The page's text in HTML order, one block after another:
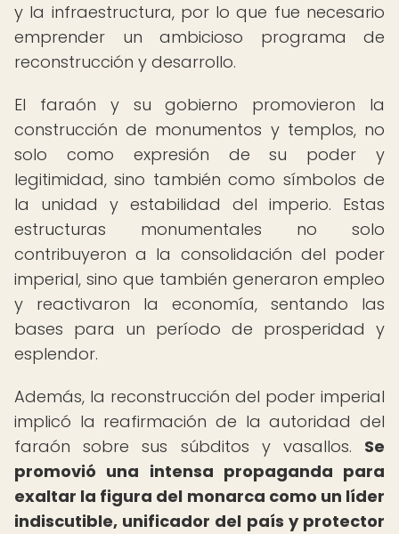
y la infraestructura, por lo que fue necesario
emprender un ambicioso programa de
reconstrucción y desarrollo.
El faraón y su gobierno promovieron la
construcción de monumentos y templos, no
solo como expresión de su poder y
legitimidad, sino también como símbolos de
la unidad y estabilidad del imperio. Estas
estructuras monumentales no solo
contribuyeron a la consolidación del poder
imperial, sino que también generaron empleo
y reactivaron la economía, sentando las
bases para un período de prosperidad y
esplendor.
Además, la reconstrucción del poder imperial
implicó la reafirmación de la autoridad del
faraón sobre sus súbditos y vasallos. Se
promovió una intensa propaganda para
exaltar la figura del monarca como un líder
indiscutible, unificador del país y protector